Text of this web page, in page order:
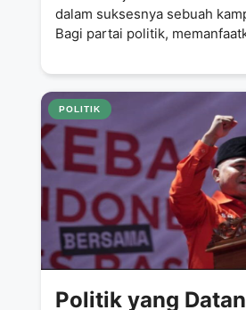
dalam suksesnya sebuah
Bagi partai politik,
POLITIK
Politik yang